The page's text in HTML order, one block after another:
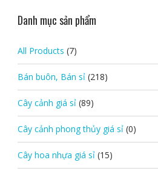
Danh mục sản phẩm
All Products (7)
Bán buôn, Bán sỉ (218)
Cây cảnh giá sỉ (89)
Cây cảnh phong thủy giá sỉ (0)
Cây hoa nhựa giá sỉ (15)